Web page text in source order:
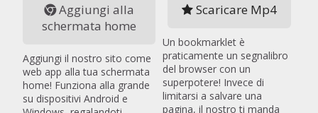
Aggiungi alla
schermata home
Aggiungi il nostro sito come
web app alla tua schermata
home! Funziona alla grande
su dispositivi Android e
Scaricare Mp4
Un bookmarklet è
praticamente un segnalibro
del browser con un
superpotere! Invece di
limitarsi a salvare una
pagina, il nostro ti manda